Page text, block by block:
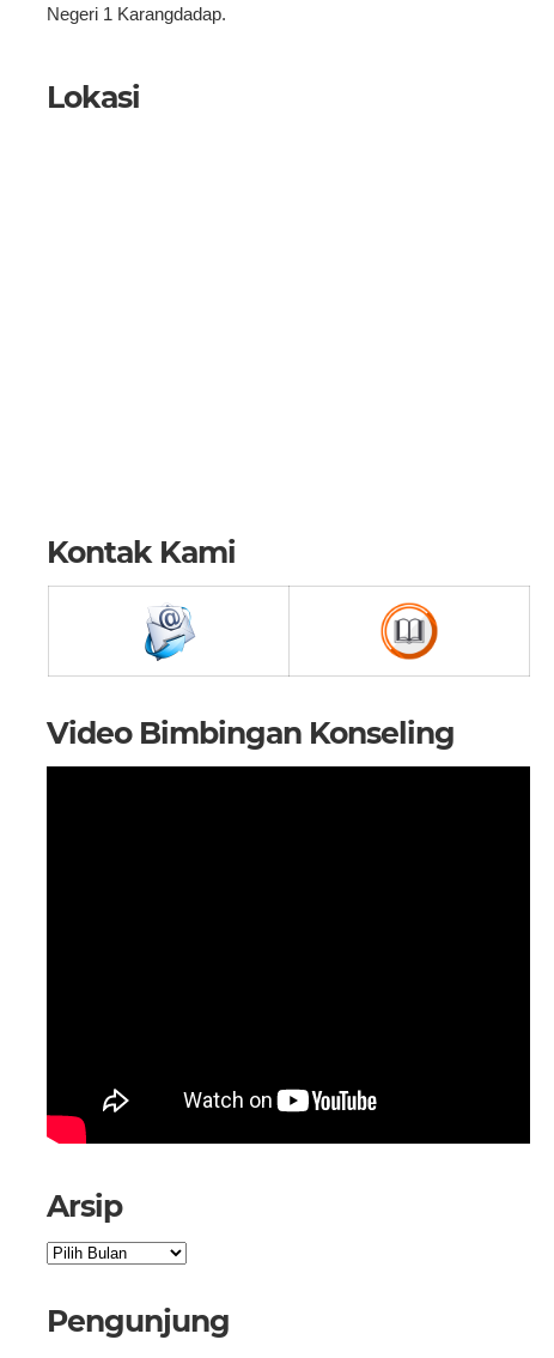
Negeri 1 Karangdadap.
Lokasi
Kontak Kami
Video Bimbingan Konseling
Arsip
Arsip
Pengunjung